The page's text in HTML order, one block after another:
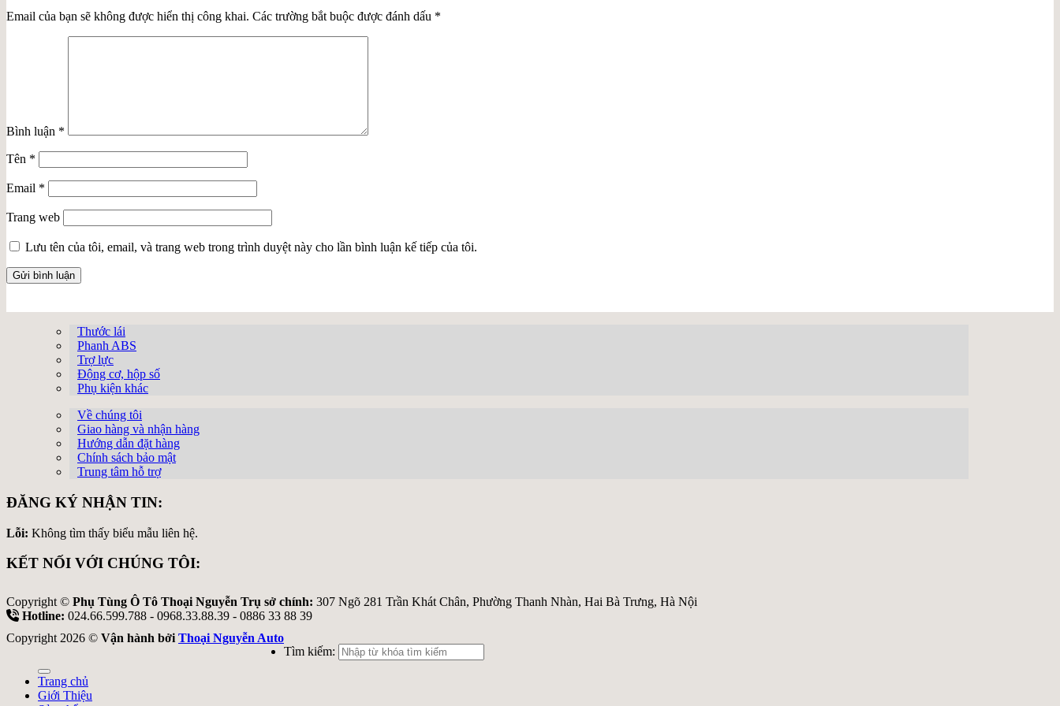
Email của bạn sẽ không được hiển thị công khai. Các trường bắt buộc được đánh dấu *
Bình luận *
Tên *
Email *
Trang web
Lưu tên của tôi, email, và trang web trong trình duyệt này cho lần bình luận kế tiếp của tôi.
Thước lái
Phanh ABS
Trợ lực
Động cơ, hộp số
Phụ kiện khác
Về chúng tôi
Giao hàng và nhận hàng
Hướng dẫn đặt hàng
Chính sách bảo mật
Trung tâm hỗ trợ
ĐĂNG KÝ NHẬN TIN:
Lỗi: Không tìm thấy biểu mẫu liên hệ.
KẾT NỐI VỚI CHÚNG TÔI:
Copyright © Phụ Tùng Ô Tô Thoại Nguyễn Trụ sở chính: 307 Ngõ 281 Trần Khát Chân, Phường Thanh Nhàn, Hai Bà Trưng, Hà Nội
Hotline: 024.66.599.788 - 0968.33.88.39 - 0886 33 88 39
Copyright 2026 © Vận hành bởi Thoại Nguyễn Auto
Tìm kiếm:
Trang chủ
Giới Thiệu